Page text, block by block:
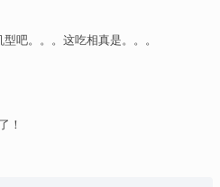
吧。。。这吃相真是。。。
！